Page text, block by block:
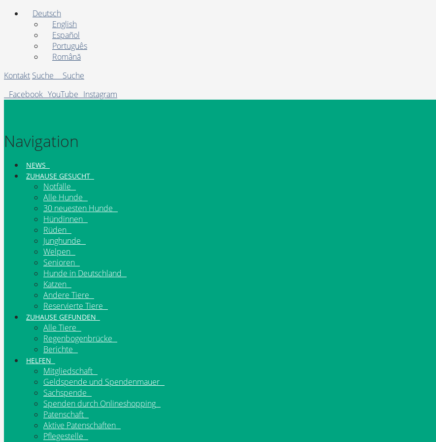
Deutsch
English
Español
Português
Română
Kontakt Suche
Suche
Facebook YouTube Instagram
Navigation
NEWS
ZUHAUSE GESUCHT
Notfälle
Alle Hunde
30 neuesten Hunde
Hündinnen
Rüden
Junghunde
Welpen
Senioren
Hunde in Deutschland
Katzen
Andere Tiere
Reservierte Tiere
ZUHAUSE GEFUNDEN
Alle Tiere
Regenbogenbrücke
Berichte
HELFEN
Mitgliedschaft
Geldspende und Spendenmauer
Sachspende
Spenden durch Onlineshopping
Patenschaft
Aktive Patenschaften
Pflegestelle